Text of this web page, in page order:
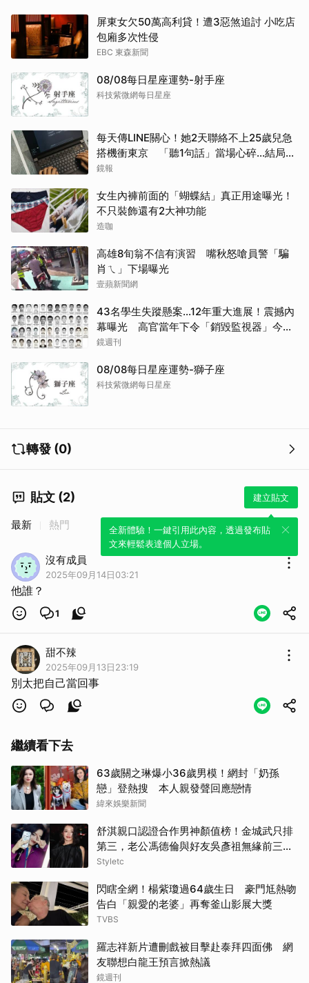
屏東女欠50萬高利貸！遭3惡煞追討 小吃店
包廂多次性侵
EBC 東森新聞
08/08每日星座運勢-射手座
科技紫微網每日星座
每天傳LINE關心！她2天聯絡不上25歲兒急
搭機衝東京 「聽1句話」當場心碎...結局看
哭網
鏡報
女生內褲前面的「蝴蝶結」真正用途曝光！
不只裝飾還有2大神功能
造咖
高雄8旬翁不信有演習 嘴秋怒嗆員警「騙
肖ㄟ」下場曝光
壹蘋新聞網
43名學生失蹤懸案...12年重大進展！震撼內
幕曝光 高官當年下令「銷毀監視器」今遭
逮
鏡週刊
08/08每日星座運勢-獅子座
科技紫微網每日星座
轉發 (0)
貼文 (2) 建立貼文
全新體驗！一鍵引用此內容，透過發布貼
文來輕鬆表達個人立場。
最新 熱門
沒有成員
2025年09月14日03:21
他誰？
1
甜不辣
2025年09月13日23:19
別太把自己當回事
繼續看下去
63歲關之琳爆小36歲男模！網封「奶孫
戀」登熱搜 本人親發聲回應戀情
緯來娛樂新聞
舒淇親口認證合作男神顏值榜！金城武只排
第三，老公馮德倫與好友吳彥祖無緣前三笑
翻網友
Styletc
閃瞎全網！楊紫瓊過64歲生日 豪門尪熱吻
告白「親愛的老婆」再奪釜山影展大獎
TVBS
羅志祥新片遭刪戲被目擊赴泰拜四面佛 網
友聯想白龍王預言掀熱議
鏡週刊